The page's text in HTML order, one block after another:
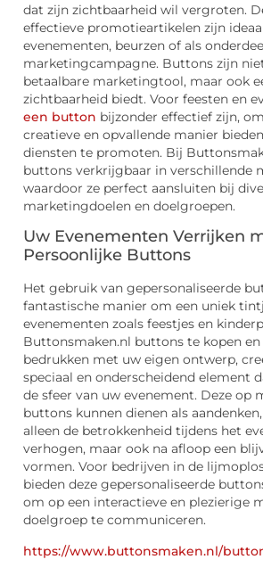
dat zijn zichtbaarheid wil vergroten.
effectieve promotieartikelen zijn
evenementen, beurzen of als
marketingcampagne. Buttons zijn
betaalbare marketingtool, maar ook
zichtbaarheid biedt. Voor feesten en
een button bijzonder effectief zijn,
creatieve en opvallende manier
diensten te promoten. Bij
buttons verkrijgbaar in verschillende
waardoor ze perfect aansluiten bij
marketingdoelen en doelgroepen.
Uw Evenementen Verrijken
Persoonlijke Buttons
Het gebruik van gepersonaliseerde
fantastische manier om een uniek
evenementen zoals feestjes en
Buttonsmaken.nl buttons te kopen
bedrukken met uw eigen ontwerp,
speciaal en onderscheidend element
de sfeer van uw evenement. Deze op
buttons kunnen dienen als
alleen de betrokkenheid tijdens het
verhogen, maar ook na afloop een
vormen. Voor bedrijven in de
bieden deze gepersonaliseerde
om op een interactieve en plezierige
doelgroep te communiceren.
https://www.buttonsmaken.nl/